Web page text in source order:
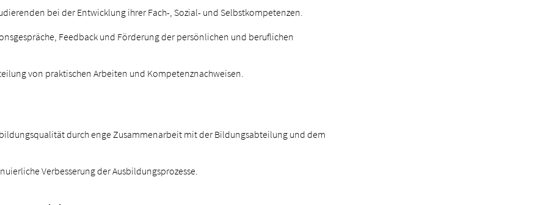
bei der Entwicklung ihrer Fach-, Sozial- und Selbstkompetenzen.
Feedback und Förderung der persönlichen und beruflichen
von praktischen Arbeiten und Kompetenznachweisen.
durch enge Zusammenarbeit mit der Bildungsabteilung und dem
Verbesserung der Ausbildungsprozesse.